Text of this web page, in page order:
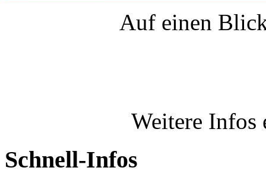
Auf einen
Weitere Infos
Schnell-Infos